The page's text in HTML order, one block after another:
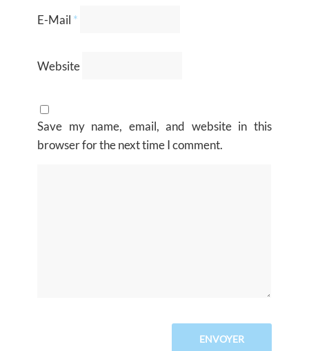
E-Mail *
Website
Save my name, email, and website in this
browser for the next time I comment.